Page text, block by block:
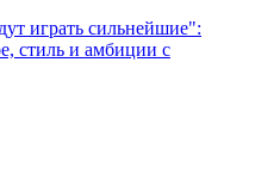
играть сильнейшие":
стиль и амбиции с